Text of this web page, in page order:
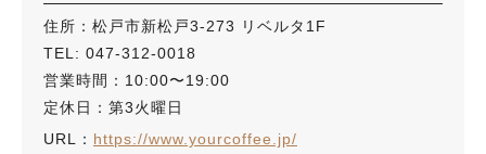
住所：松戸市新松戸3-273 リベルタ1F
TEL: 047-312-0018
営業時間：10:00〜19:00
定休日：第3火曜日
URL： https://www.yourcoffee.jp/